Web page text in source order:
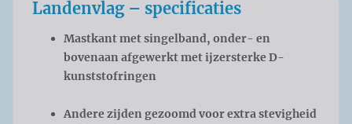
Landenvlag – specificaties
Mastkant met singelband, onder- en
bovenaan afgewerkt met ijzersterke D-
kunststofringen
Andere zijden gezoomd voor extra stevigheid